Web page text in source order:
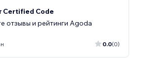
Certified Code
отзывы и рейтинги Agoda
0.0(0)